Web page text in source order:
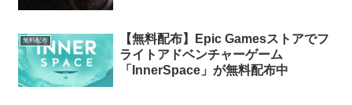
無料配布
【無料配布】Epic Gamesストアでフ
ライトアドベンチャーゲーム
「InnerSpace」が無料配布中